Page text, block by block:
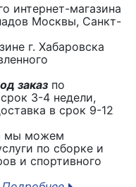
интернет-магазина
Москвы, Санкт-
г. Хабаровска
заказ по
3-4 недели,
в срок 9-12
мы можем
по сборке и
и спортивного